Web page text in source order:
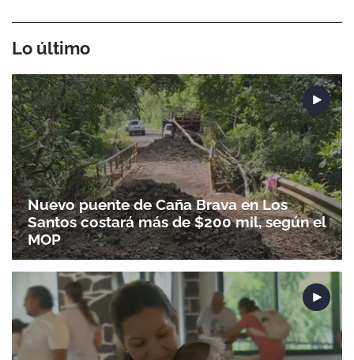
Lo último
Nuevo puente de Caña Brava en Los
Santos costará más de $200 mil, según el
MOP